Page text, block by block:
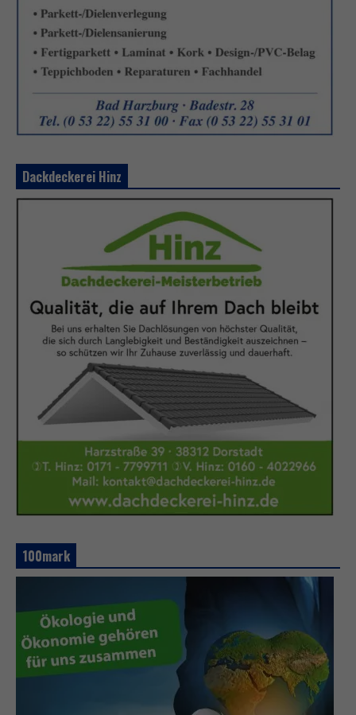
Dackdeckerei Hinz
100mark